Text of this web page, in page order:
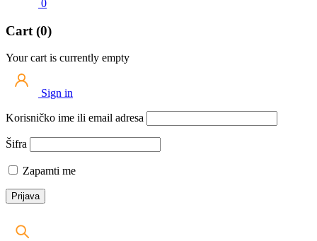
0
Cart (0)
Your cart is currently empty
Sign in
Korisničko ime ili email adresa
Šifra
Zapamti me